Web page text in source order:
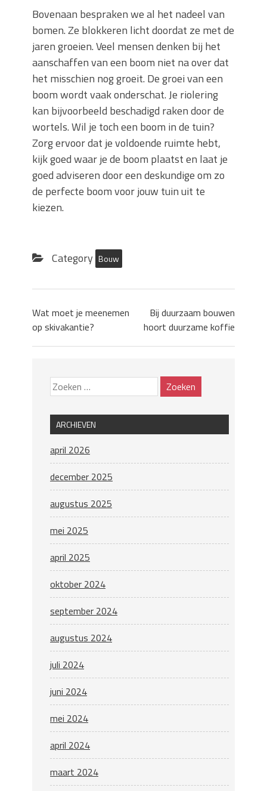
Bovenaan bespraken we al het nadeel van
bomen. Ze blokkeren licht doordat ze met de
jaren groeien. Veel mensen denken bij het
aanschaffen van een boom niet na over dat
het misschien nog groeit. De groei van een
boom wordt vaak onderschat. Je riolering
kan bijvoorbeeld beschadigd raken door de
wortels. Wil je toch een boom in de tuin?
Zorg ervoor dat je voldoende ruimte hebt,
kijk goed waar je de boom plaatst en laat je
goed adviseren door een deskundige om zo
de perfecte boom voor jouw tuin uit te
kiezen.
Category Bouw
Wat moet je meenemen
op skivakantie?
Bij duurzaam bouwen
hoort duurzame koffie
ARCHIEVEN
april 2026
december 2025
augustus 2025
mei 2025
april 2025
oktober 2024
september 2024
augustus 2024
juli 2024
juni 2024
mei 2024
april 2024
maart 2024